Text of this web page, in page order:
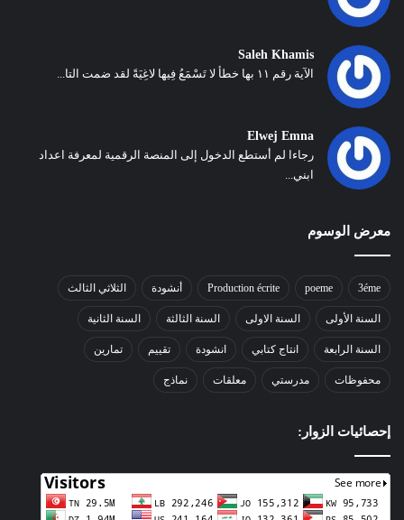
Saleh Khamis
الآية رقم ١١ بها خطأ لا تَسْمَعُ فِيها لاغِيَةً لقد ضمت التا...
Elwej Emna
رجاءا لم أستطع الدخول إلى المنصة الرقمية لمعرفة اعداد
ابني...
معرض الوسوم
3éme
poeme
Production écrite أنشودة الثلاثي الثالث
السنة الأولى السنة الاولى السنة الثالثة السنة الثانية
السنة الرابعة انتاج كتابي انشودة تقييم تمارين
محفوظات مدرستي معلقات نماذج
إحصائيات الزوار: